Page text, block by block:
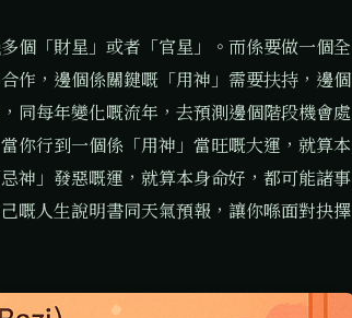
個「財星」或者「官星」。而係要做一個全
作，邊個係關鍵嘅「用神」需要扶持，邊個
同每年變化嘅流年，去預測邊個階段機會處
你行到一個係「用神」當旺嘅大運，就算本
神」發惡嘅運，就算本身命好，都可能諸事
嘅人生說明書同天氣預報，讓你喺面對抉擇